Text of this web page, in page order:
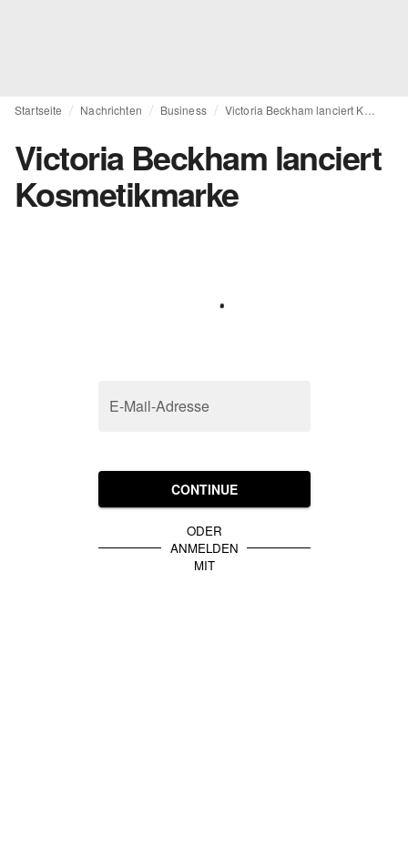
Startseite Nachrichten Business
Victoria Beckham lanciert
Kosmetikmarke
E-Mail-Adresse
CONTINUE
ODER
ANMELDEN
MIT